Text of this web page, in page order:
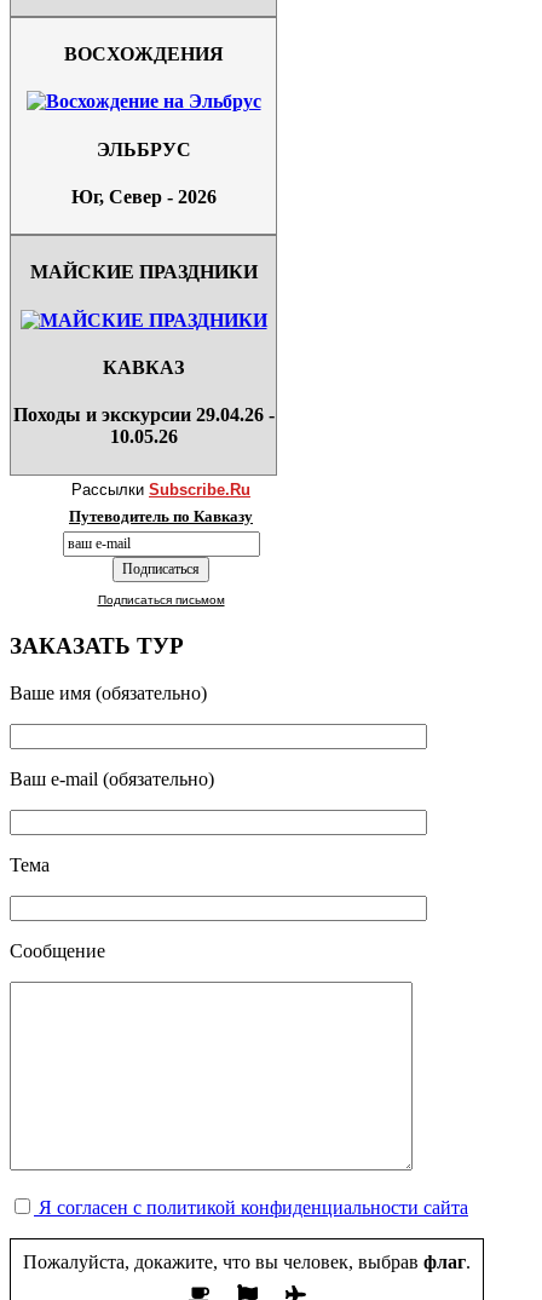
ВОСХОЖДЕНИЯ
ЭЛЬБРУС
Юг, Север - 2026
МАЙСКИЕ ПРАЗДНИКИ
КАВКАЗ
Походы и экскурсии 29.04.26 -
10.05.26
Рассылки Subscribe.Ru
Путеводитель по Кавказу
Подписаться письмом
ЗАКАЗАТЬ ТУР
Ваше имя (обязательно)
Ваш e-mail (обязательно)
Тема
Сообщение
Я согласен с политикой конфиденциальности сайта
Пожалуйста, докажите, что вы человек, выбрав флаг.